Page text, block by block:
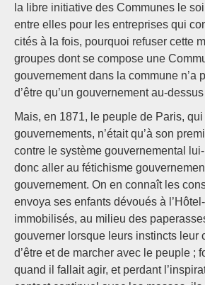
la libre initiative des Communes le
entre elles pour les entreprises qui
cités à la fois, pourquoi refuser cette
groupes dont se compose une
gouvernement dans la commune n’a
d’être qu’un gouvernement au-
Mais, en 1871, le peuple de Paris,
gouvernements, n’était qu’à son
contre le système gouvernemental
donc aller au fétichisme
gouvernement. On en connaît les
envoya ses enfants dévoués à
immobilisés, au milieu des
gouverner lorsque leurs instincts leur
d’être et de marcher avec le peuple ;
quand il fallait agir, et perdant